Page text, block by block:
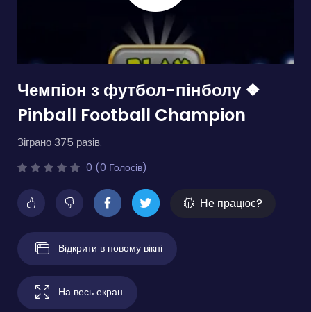
Чемпіон з футбол-пінболу ❖
Pinball Football Champion
Зіграно 375 разів.
0 (0 Голосів)
Не працює?
Відкрити в новому вікні
На весь екран